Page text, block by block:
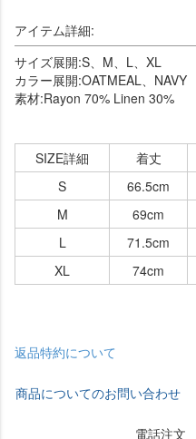
アイテム詳細:
サイズ展開:S、M、L、XL
カラー展開:OATMEAL、NAVY
素材:Rayon 70% Linen 30%
SIZE詳細 着丈
S
66.5cm
M
69cm
L
71.5cm
XL
74cm
返品特約について
商品についてのお問い合わせ
電話注文